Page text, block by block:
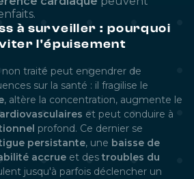
à surveiller : pourquoi
l'épuisement
non traité peut engendrer de
sur la santé : il fragilise le
, altère la concentration, augmente le
et peut conduire à
profond. Ce dernier se
persistante, une baisse de
accrue et destroubles du
jusqu'à parfois déclencher un